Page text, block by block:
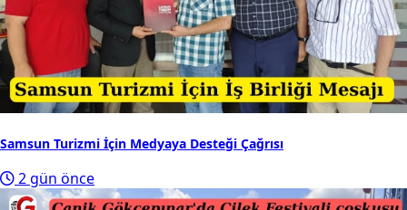
Samsun Turizmi İçin Medyaya Desteği Çağrısı
2 gün önce